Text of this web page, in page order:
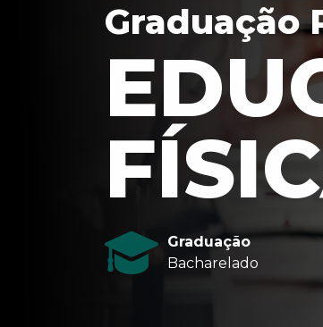
Graduação
Graduação
Bacharelado